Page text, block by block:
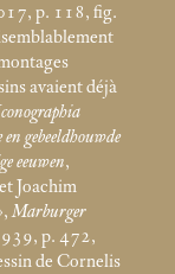
p. 118, fig.
avaient déjà
gebeeldhouwde
eeuwen,
Joachim
Marburger
p. 472,
de Cornelis